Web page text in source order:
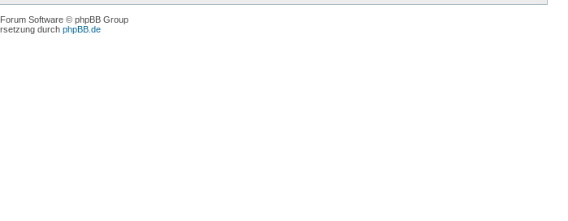
Software © phpBB Group
durch phpBB.de